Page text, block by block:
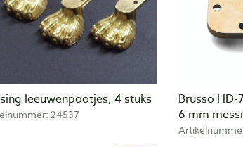
leeuwenpootjes, 4 stuks
24537
Brusso HD-
6 mm